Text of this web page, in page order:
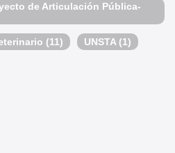
de Articulación Pública-
(11) UNSTA (1)